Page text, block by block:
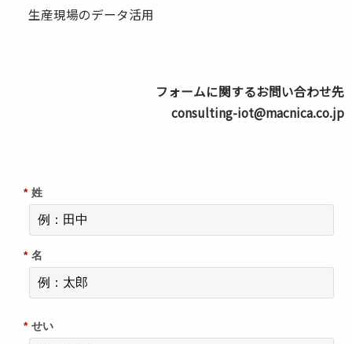
生産現場のデータ活用
フォームに関するお問い合わせ先
consulting-iot@macnica.co.jp
* 姓
* 名
* せい